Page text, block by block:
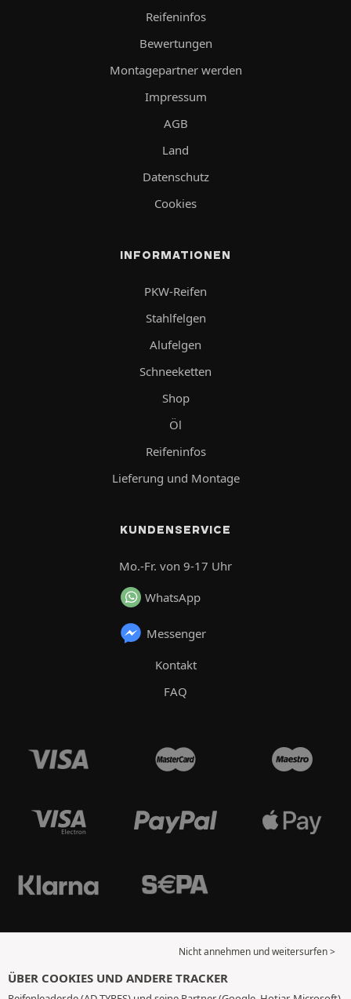
Reifeninfos
Bewertungen
Montagepartner werden
Impressum
AGB
Land
Datenschutz
Cookies
INFORMATIONEN
PKW-Reifen
Stahlfelgen
Alufelgen
Schneeketten
Shop
Öl
Reifeninfos
Lieferung und Montage
KUNDENSERVICE
Mo.-Fr. von 9-17 Uhr
WhatsApp
Messenger
Kontakt
FAQ
Nicht annehmen und weitersurfen >
ÜBER COOKIES UND ANDERE TRACKER